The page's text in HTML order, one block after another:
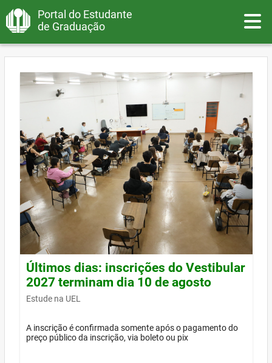
Portal do Estudante
de Graduação
Últimos dias: inscrições do Vestibular
2027 terminam dia 10 de agosto
Estude na UEL
A inscrição é confirmada somente após o pagamento do
preço público da inscrição, via boleto ou pix